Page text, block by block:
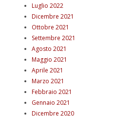
Luglio 2022
Dicembre 2021
Ottobre 2021
Settembre 2021
Agosto 2021
Maggio 2021
Aprile 2021
Marzo 2021
Febbraio 2021
Gennaio 2021
Dicembre 2020